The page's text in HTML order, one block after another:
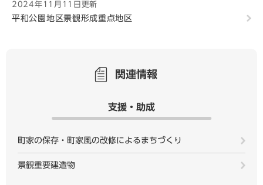
2024年11月11日更新
平和公園地区景観形成重点地区
関連情報
支援・助成
町家の保存・町家風の改修によるまちづくり
景観重要建造物